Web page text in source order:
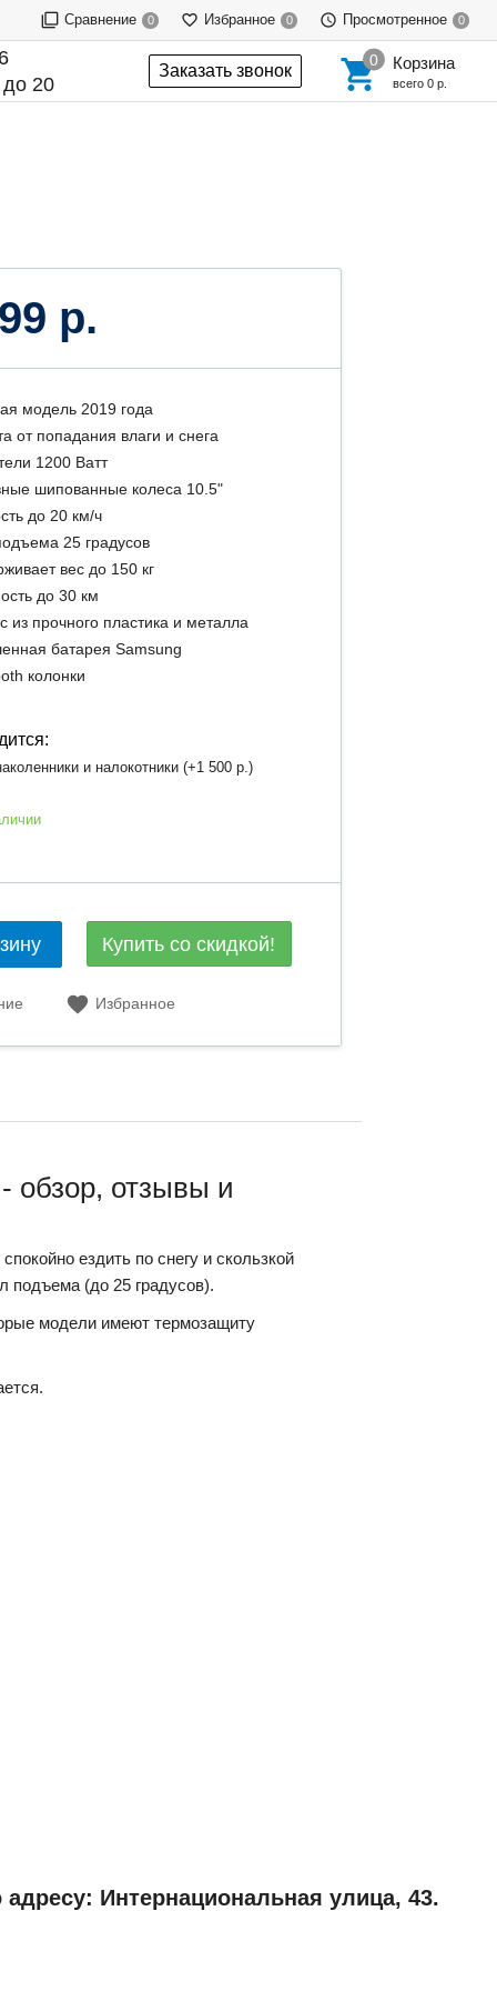
Сравнение 0 Избранное 0 Просмотренное 0
20
Заказать звонок Корзина
всего 0 р.
р.
модель 2019 года
от попадания влаги и снега
1200 Ватт
шипованные колеса 10.5"
до 20 км/ч
25 градусов
вес до 150 кг
до 30 км
из прочного пластика и металла
батарея Samsung
колонки
и налокотники (+1 500 р.)
Купить со скидкой!
Избранное
обзор, отзывы и
ездить по снегу и скользкой
подъема (до 25 градусов).
модели имеют термозащиту
Интернациональная улица, 43.